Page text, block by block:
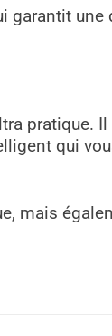
garantit
pratique.
qui
mais